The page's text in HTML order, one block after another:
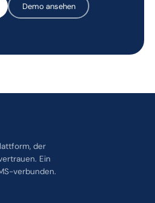
Demo ansehen
der
Ein
verbunden.